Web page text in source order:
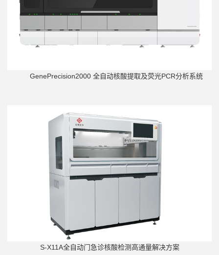
GenePrecision2000 全自动核酸提取及荧光PCR分析系统
S-X11A全自动门急诊核酸检测高通量解决方案